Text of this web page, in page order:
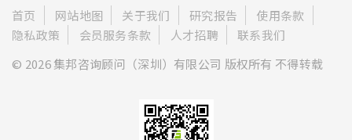
首页 网站地图 关于我们 研究报告
使用条款
隐私政策
会员服务条款 人才招聘
联系我们
© 2026 集邦咨询顾问（深圳）有限公司 版权所有 不得转载